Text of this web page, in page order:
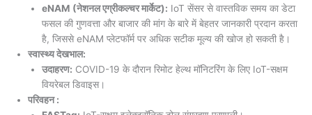
eNAM (नेशनल एग्रीकल्चर मार्केट): IoT सेंसर से वास्तविक समय का डेटा
फसल की गुणवत्ता और बाजार की मांग के बारे में बेहतर जानकारी प्रदान करता
है, जिससे eNAM प्लेटफॉर्म पर अधिक सटीक मूल्य की खोज हो सकती है।
स्वास्थ्य देखभाल:
उदाहरण: COVID-19 के दौरान रिमोट हेल्थ मॉनिटरिंग के लिए IoT-सक्षम
वियरेबल डिवाइस।
परिवहन :